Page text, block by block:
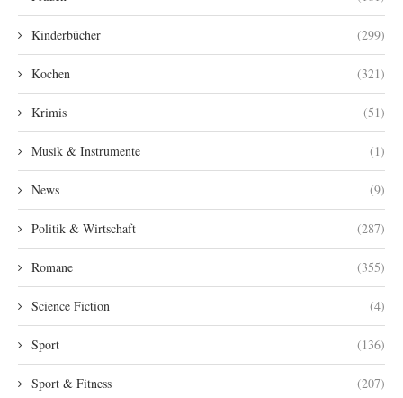
Kinderbücher (299)
Kochen (321)
Krimis (51)
Musik & Instrumente (1)
News (9)
Politik & Wirtschaft (287)
Romane (355)
Science Fiction (4)
Sport (136)
Sport & Fitness (207)